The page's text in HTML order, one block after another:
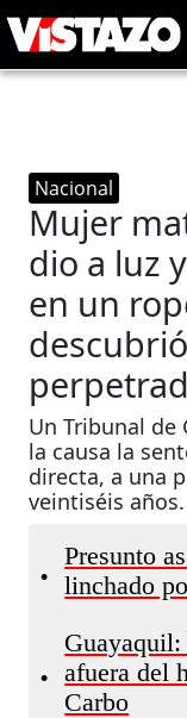
Nacional
Mujer
dio a luz
en un
Un Tribunal de
la causa la
directa, a una
veintiséis años.
•
Presunto
linchado
•
Guayaquil:
afuera del
Carbo